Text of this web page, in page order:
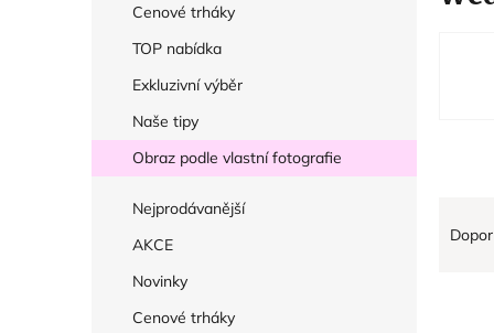
Cenové trháky
TOP nabídka
Exkluzivní výběr
Naše tipy
Obraz podle vlastní fotografie
Nejprodávanější
AKCE
Novinky
Cenové trháky